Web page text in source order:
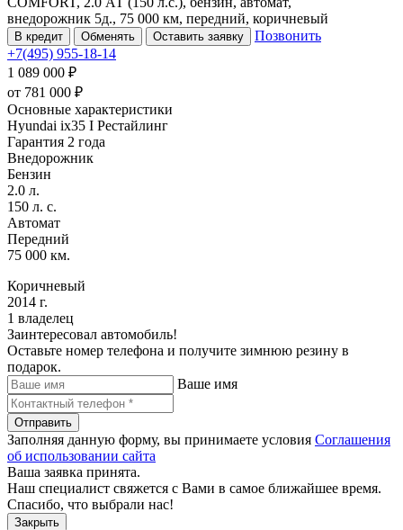
внедорожник 5д., 75 000 км, передний, коричневый
В кредит Обменять Оставить заявку
Позвонить
+7(495) 955-18-14
1 089 000 ₽
от 781 000 ₽
Основные характеристики
Hyundai ix35 I Рестайлинг
Гарантия 2 года
Внедорожник
Бензин
2.0 л.
150 л. с.
Автомат
Передний
75 000 км.
Коричневый
2014 г.
1 владелец
Заинтересовал автомобиль!
Оставьте номер телефона и получите зимнюю резину в
подарок.
Ваше имя
Отправить
Заполняя данную форму, вы принимаете условия Соглашения
об использовании сайта
Ваша заявка принята.
Наш специалист свяжется с Вами в самое ближайшее время.
Спасибо, что выбрали нас!
Закрыть